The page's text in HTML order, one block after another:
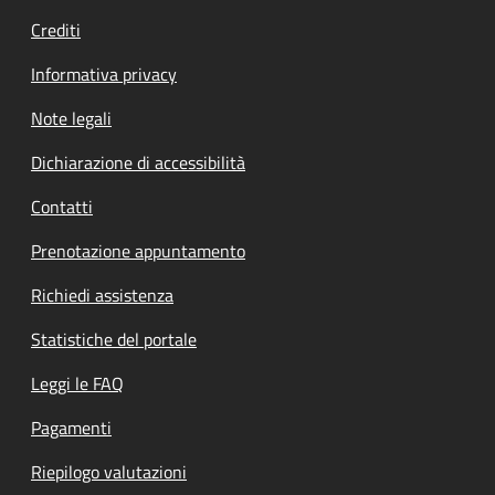
Crediti
Informativa privacy
Note legali
Dichiarazione di accessibilità
Contatti
Prenotazione appuntamento
Richiedi assistenza
Statistiche del portale
Leggi le FAQ
Pagamenti
Riepilogo valutazioni